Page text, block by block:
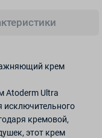
крем
Ultra
исключительного
кремовой,
этот крем